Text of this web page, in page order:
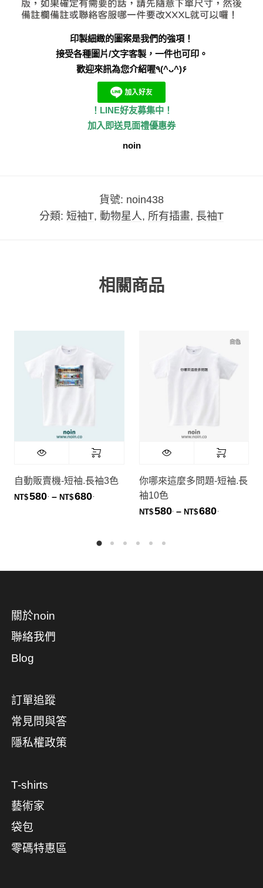
印製細緻的圖案是我們的強項！
接受各種圖片/文字客製，一件也可印。
歡迎來訊為您介紹喔٩(^ᴗ^)۶
！LINE好友募集中！
加入即送見面禮優惠券
noin
貨號: noin438
分類: 短袖T, 動物星人, 所有插畫, 長袖T
相關商品
自動販賣機-短袖.長袖3色
NT$580 – NT$680價格範圍：NT$580. 到 NT$680.
你哪來這麼多問題-短袖.長
袖10色
NT$580 – NT$680
關於noin
聯絡我們
Blog
訂單追蹤
常見問與答
隱私權政策
T-shirts
藝術家
袋包
零碼特惠區